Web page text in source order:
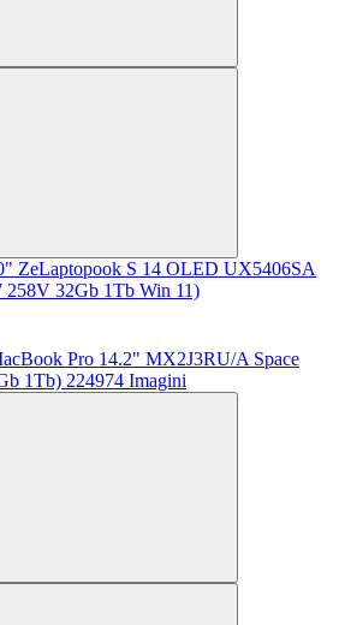
ZeLaptopook S 14 OLED UX5406SA
258V 32Gb 1Tb Win 11)